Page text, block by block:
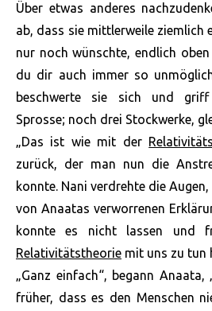
Über etwas anderes
ab, dass sie mittlerweile ziemlich
nur noch wünschte, endlich
du dir auch immer so
beschwerte sie sich und
Sprosse; noch drei Stockwerke,
„Das ist wie mit der
zurück, der man nun die
konnte. Nani verdrehte die
von Anaatas verworrenen
konnte es nicht lassen und
Relativitätstheorie mit uns zu tun
„Ganz einfach“, begann
früher, dass es den Menschen